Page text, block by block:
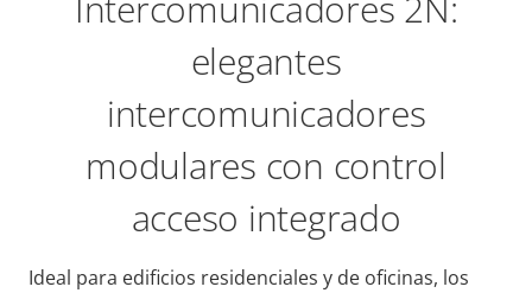
elegantes
intercomunicadores
modulares con control
acceso integrado
Ideal para edificios residenciales y de oficinas, los